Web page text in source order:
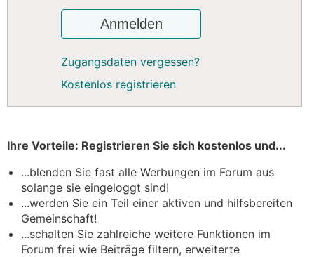
Anmelden
Zugangsdaten vergessen?
Kostenlos registrieren
Ihre Vorteile: Registrieren Sie sich kostenlos und...
...blenden Sie fast alle Werbungen im Forum aus
solange sie eingeloggt sind!
...werden Sie ein Teil einer aktiven und hilfsbereiten
Gemeinschaft!
...schalten Sie zahlreiche weitere Funktionen im
Forum frei wie Beiträge filtern, erweiterte